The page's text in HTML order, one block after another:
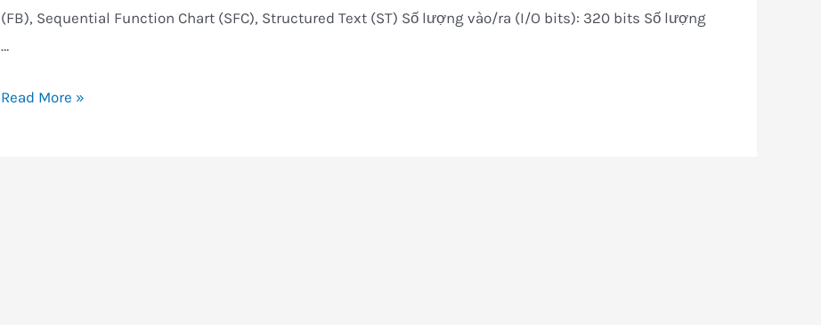
(FB), Sequential Function Chart (SFC), Structured Text (ST) Số lượng vào/ra (I/O bits): 320 bits Số lượng
…
PLC
Read More »